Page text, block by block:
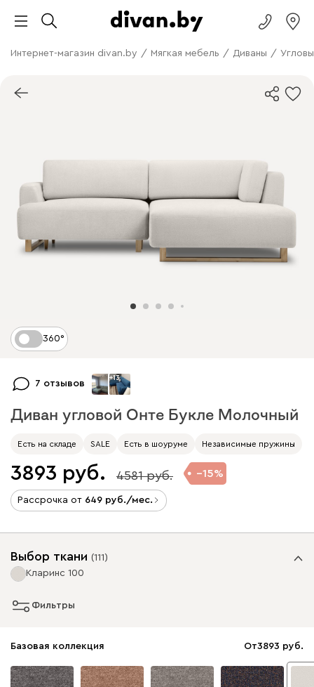
Интернет-магазин divan.by / Мягкая мебель / Диваны /
360°
7 отзывов
+13
Диван угловой Онте Букле Молочный
Есть на складе SALE Есть в шоуруме Независимые пружины
3893 4581 15
Рассрочка от 649 /мес.
Выбор ткани (111)
Кларинс 100
Фильтры
Базовая коллекция От3893